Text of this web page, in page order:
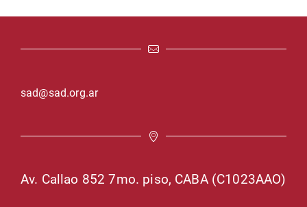
sad@sad.org.ar
Av. Callao 852 7mo. piso, CABA (C1023AAO)